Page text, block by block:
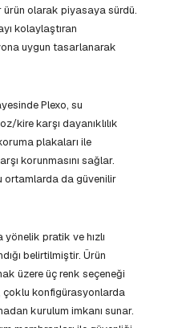
ürün olarak piyasaya sürdü.
kolaylaştıran
uygun tasarlanarak
Plexo, su
kire karşı dayanıklılık
plakaları ile
korunmasını sağlar.
ortamlarda da güvenilir
yönelik pratik ve hızlı
belirtilmiştir. Ürün
üzere üç renk seçeneği
çoklu konfigürasyonlarda
kurulum imkanı sunar.